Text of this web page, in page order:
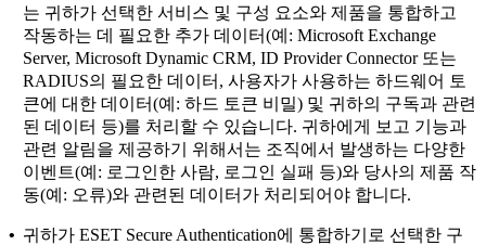
는 귀하가 선택한 서비스 및 구성 요소와 제품을 통합하고
작동하는 데 필요한 추가 데이터(예: Microsoft Exchange
Server, Microsoft Dynamic CRM, ID Provider Connector 또는
RADIUS의 필요한 데이터, 사용자가 사용하는 하드웨어 토
큰에 대한 데이터(예: 하드 토큰 비밀) 및 귀하의 구독과 관련
된 데이터 등)를 처리할 수 있습니다. 귀하에게 보고 기능과
관련 알림을 제공하기 위해서는 조직에서 발생하는 다양한
이벤트(예: 로그인한 사람, 로그인 실패 등)와 당사의 제품 작
동(예: 오류)와 관련된 데이터가 처리되어야 합니다.
• 귀하가 ESET Secure Authentication에 통합하기로 선택한 구